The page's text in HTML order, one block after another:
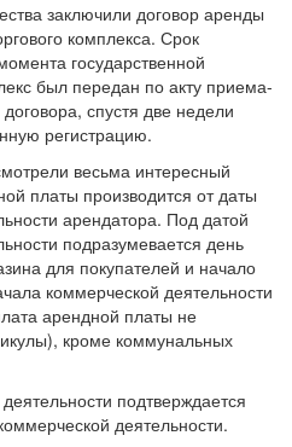
заключили договор аренды
комплекса. Срок
государственной
был передан по акту приема-
спустя две недели
регистрацию.
весьма интересный
платы производится от даты
арендатора. Под датой
подразумевается день
для покупателей и начало
коммерческой деятельности
арендной платы не
кроме коммунальных
подтверждается
деятельности.